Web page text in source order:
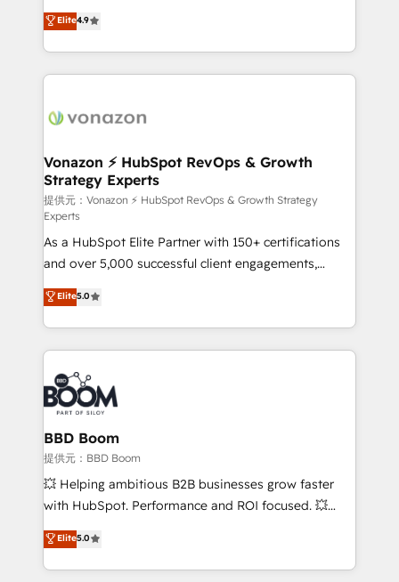
et grandes entreprises en France et à l'international,
dans des secteurs variés : SaaS, immobilier,
B2B à travers l’acquisition de nouveaux clients,
l'intégration CRM et le développement des revenus
auprès de vos comptes existants. En France et à
l'international, nous travaillons avec des ETI
delà d’une simple transformation digitale et des
➤ L’intégration de CRM et de méthodologie RevOps
pour aligner les équipes marketing, commerciales et
support client (data migration, synchronisation API,
audit et maintenance) ➤ La création de sites internet
de conversion qui transforment les visiteurs en
opportunités d'affaires ➤ La mise en place de
stratégies d'acquisition marketing (SEO, SEA,
inbound, automatisation marketing, ABM, IA,
emailing) Informations clés : - 10 ans d'expérience -
100+ intégrations CRM HubSpot réussies - 40
experts conseil - 150 certifications HubSpot
cumulées
Elite4.9
Vonazon ⚡ HubSpot RevOps & Growth
Strategy Experts
提供元：Vonazon ⚡ HubSpot RevOps & Growth Strategy
Experts
As a HubSpot Elite Partner with 150+ certifications
and over 5,000 successful client engagements,
Vonazon turns marketing complexity into
measurable, scalable growth. From onboarding to
enterprise-grade campaigns, our in-house team
builds scalable strategies that drive long-term
revenue. ⚙️ HubSpot Integration & Optimization •
Seamless CRM, CMS, and automation setup •
Complex platform migrations and data cleanups •
Custom APIs and third-party integrations 📈 End-to-
End Revenue Acceleration • Lifecycle marketing and
pipeline growth programs • Sales enablement tools
and CRM optimization • Retention strategies with
Execution • 750+ onboardings and 2,000+
implementations • Deep expertise across marketing,
Elite5.0
BBD Boom
提供元：BBD Boom
💥 Helping ambitious B2B businesses grow faster
with HubSpot. Performance and ROI focused. 💥
BBD Boom is the HubSpot partner that can help you
to HubSpot Better. We work with your teams to
solve all your HubSpot challenges and improve user
Elite5.0